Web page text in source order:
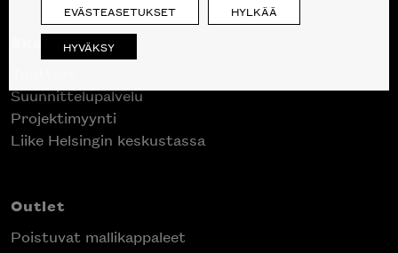
Skanno
Suunnittelupalvelu
Projektimyynti
Liike Helsingin keskustassa
Outlet
Poistuvat mallikappaleet
EVÄSTEASETUKSET HYLKÄÄ
HYVÄKSY